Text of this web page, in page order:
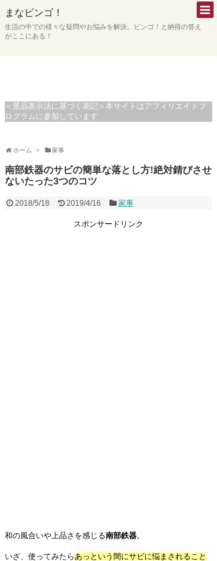
まなビンゴ！
生活の中での様々な疑問やお悩みを解決。ビンゴ！と納得の答え
がここにある！
＜景品表示法に基づく表記＞本サイトはアフィリエイトプ
ログラムに参加しています
ホーム 家事
南部鉄器のサビの簡単な落とし方!絶対錆びさせ
ないたった3つのコツ
2018/5/18 2019/4/16 家事
スポンサードリンク
和の風合いや上品さを感じる南部鉄器。
いざ、使ってみたらあっという間にサビに悩まされること